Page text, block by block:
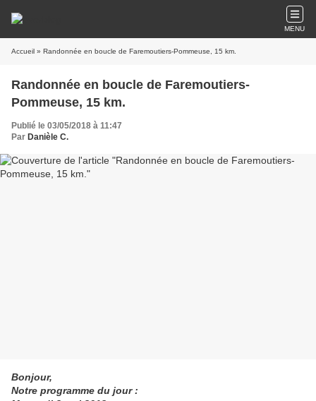
MENU
Accueil » Randonnée en boucle de Faremoutiers-Pommeuse, 15 km.
Randonnée en boucle de Faremoutiers-
Pommeuse, 15 km.
Publié le 03/05/2018 à 11:47
Par Danièle C.
Bonjour,
Notre programme du jour :